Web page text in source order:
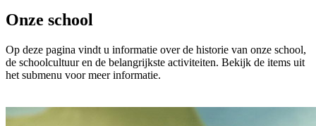
Onze school
Op deze pagina vindt u informatie over de historie van onze school,
de schoolcultuur en de belangrijkste activiteiten. Bekijk de items uit
het submenu voor meer informatie.